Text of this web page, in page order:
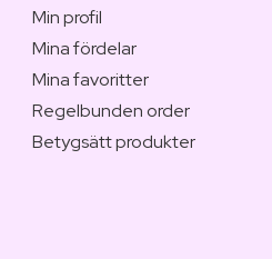
Min profil
Mina fördelar
Mina favoritter
Regelbunden order
Betygsätt produkter